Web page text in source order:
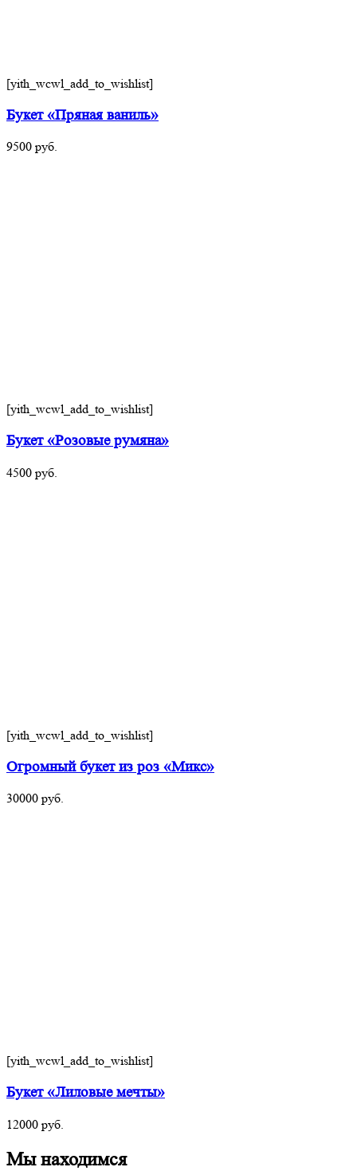
[yith_wcwl_add_to_wishlist]
Букет «Пряная ваниль»
9500 руб.
[yith_wcwl_add_to_wishlist]
Букет «Розовые румяна»
4500 руб.
[yith_wcwl_add_to_wishlist]
Огромный букет из роз «Микс»
30000 руб.
[yith_wcwl_add_to_wishlist]
Букет «Лиловые мечты»
12000 руб.
Мы находимся